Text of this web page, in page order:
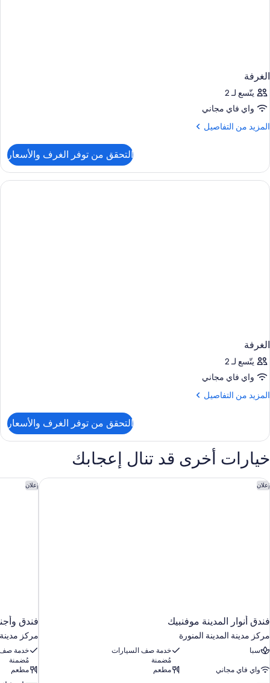
الغرفة
يتّسع لـ 2
واي فاي مجاني
المزيد من التفاصيل
المزيد
الغرفة
التحقق من توفر الغرف والأسعار
الغرفة
يتّسع لـ 2
واي فاي مجاني
المزيد من التفاصيل
المزيد
الغرفة
التحقق من توفر الغرف والأسعار
خيارات أخرى قد تنال إعجابك
إعلان
فندق أنوار المدينة موفنبيك
مركز مدينة المدينة المنورة
سبا
خدمة صف السيارات
مُضمنة
واي فاي مجاني
مطعم
فندق أنوار المدينة موفنبيك إعلان
فندق
مركز مدينة
خدمة صف
مُضمنة
مطعم
فندق